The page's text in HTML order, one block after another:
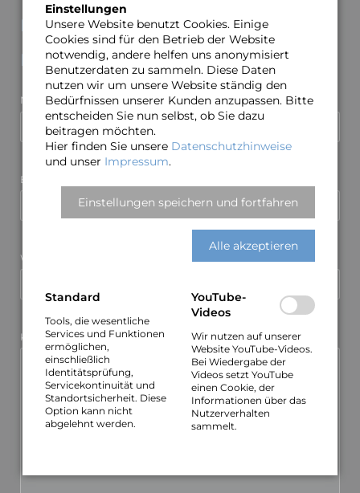
Kommentare
Einen Kommentar schreiben
Pflichtfeld
Name*
Pflichtfeld
E-Mail (wird nicht veröffentlicht)
Webseite
Pflichtfeld
Kommentar*
Einstellungen
Unsere Website benutzt Cookies. Einige
Cookies sind für den Betrieb der Website
notwendig, andere helfen uns anonymisiert
Benutzerdaten zu sammeln. Diese Daten
nutzen wir um unsere Website ständig den
Bedürfnissen unserer Kunden anzupassen. Bitte
entscheiden Sie nun selbst, ob Sie dazu
beitragen möchten.
Hier finden Sie unsere Datenschutzhinweise
und unser Impressum.
Einstellungen speichern und fortfahren
Alle akzeptieren
Standard
Tools, die wesentliche
Services und Funktionen
ermöglichen,
einschließlich
Identitätsprüfung,
Servicekontinuität und
Standortsicherheit. Diese
Option kann nicht
abgelehnt werden.
YouTube-
Videos
Wir nutzen auf unserer
Website YouTube-Videos.
Bei Wiedergabe der
Videos setzt YouTube
einen Cookie, der
Informationen über das
Nutzerverhalten
sammelt.